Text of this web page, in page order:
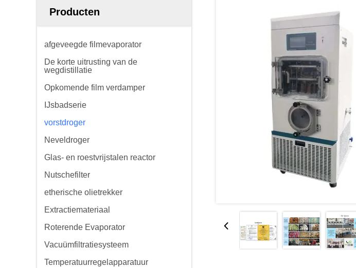
Producten
afgeveegde filmevaporator
De korte uitrusting van de
wegdistillatie
Opkomende film verdamper
IJsbadserie
vorstdroger
Neveldroger
Glas- en roestvrijstalen reactor
Nutschefilter
etherische olietrekker
Extractiemateriaal
Roterende Evaporator
Vacuümfiltratiesysteem
Temperatuurregelapparatuur